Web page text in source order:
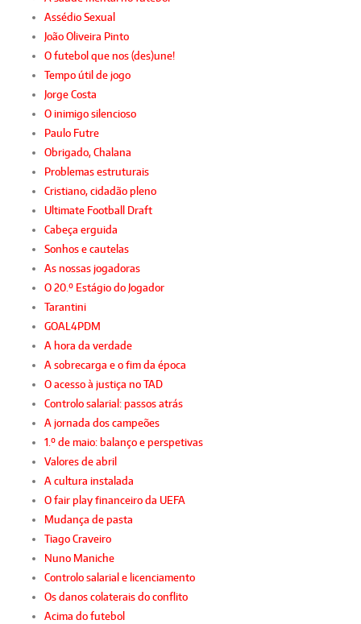
Assédio Sexual
João Oliveira Pinto
O futebol que nos (des)une!
Tempo útil de jogo
Jorge Costa
O inimigo silencioso
Paulo Futre
Obrigado, Chalana
Problemas estruturais
Cristiano, cidadão pleno
Ultimate Football Draft
Cabeça erguida
Sonhos e cautelas
As nossas jogadoras
O 20.º Estágio do Jogador
Tarantini
GOAL4PDM
A hora da verdade
A sobrecarga e o fim da época
O acesso à justiça no TAD
Controlo salarial: passos atrás
A jornada dos campeões
1.º de maio: balanço e perspetivas
Valores de abril
A cultura instalada
O fair play financeiro da UEFA
Mudança de pasta
Tiago Craveiro
Nuno Maniche
Controlo salarial e licenciamento
Os danos colaterais do conflito
Acima do futebol